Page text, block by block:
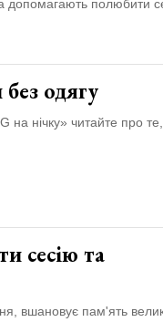
допомагають полюбити
одягу
на нічку» читайте про
сесію та
вшановує пам'ять